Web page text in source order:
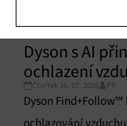
Ukládání a/nebo
publiku
různých zdrojů.
Marketing
Ukládání a/nebo
Dyson s AI
ochlazení
Čtvrtek 16. 07. 2026 PR
Dyson
ochlazování